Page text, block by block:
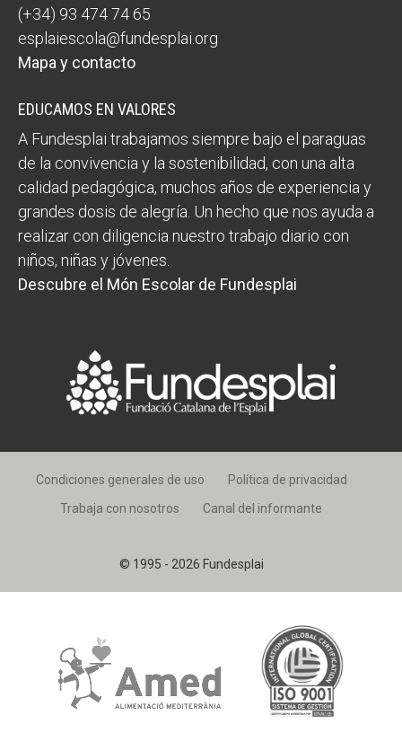
(+34) 93 474 74 65
esplaiescola@fundesplai.org
Mapa y contacto
EDUCAMOS EN VALORES
A Fundesplai trabajamos siempre bajo el paraguas
de la convivencia y la sostenibilidad, con una alta
calidad pedagógica, muchos años de experiencia y
grandes dosis de alegría. Un hecho que nos ayuda a
realizar con diligencia nuestro trabajo diario con
niños, niñas y jóvenes.
Descubre el Món Escolar de Fundesplai
© 1995 - 2026 Fundesplai
Condiciones generales de uso
Política de privacidad
Trabaja con nosotros
Canal del informante